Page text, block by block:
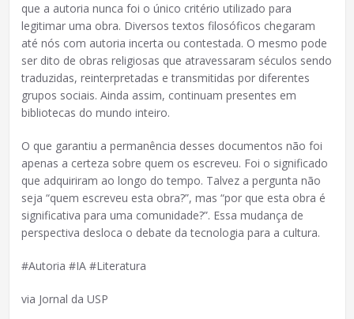
que a autoria nunca foi o único critério utilizado para
legitimar uma obra. Diversos textos filosóficos chegaram
até nós com autoria incerta ou contestada. O mesmo pode
ser dito de obras religiosas que atravessaram séculos sendo
traduzidas, reinterpretadas e transmitidas por diferentes
grupos sociais. Ainda assim, continuam presentes em
bibliotecas do mundo inteiro.
O que garantiu a permanência desses documentos não foi
apenas a certeza sobre quem os escreveu. Foi o significado
que adquiriram ao longo do tempo. Talvez a pergunta não
seja “quem escreveu esta obra?”, mas “por que esta obra é
significativa para uma comunidade?”. Essa mudança de
perspectiva desloca o debate da tecnologia para a cultura.
#Autoria #IA #Literatura
via Jornal da USP